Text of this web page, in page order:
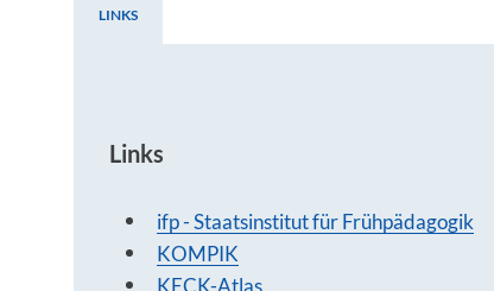
LINKS
Links
ifp - Staatsinstitut für Frühpädagogik
KOMPIK